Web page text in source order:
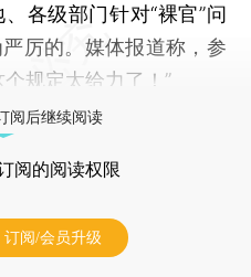
各级部门针对“裸官”问
厉的。媒体报道称，参
规定太给力了！”
阅后继续阅读
阅的阅读权限
订阅/会员升级